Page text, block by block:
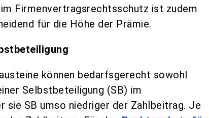
Firmenvertragsrechtsschutz ist zudem
für die Höhe der Prämie.
können bedarfsgerecht sowohl
Selbstbeteiligung (SB) im
SB umso niedriger der Zahlbeitrag. Je